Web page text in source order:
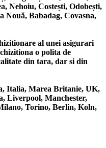
Nehoiu, Costești, Odobești,
Nouă, Babadag, Covasna,
al unei asigurari
o polita de
din tara, dar si din
Italia, Marea Britanie, UK,
Liverpool, Manchester,
Torino, Berlin, Koln,